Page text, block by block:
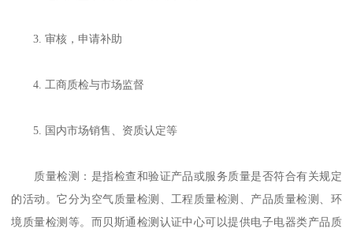
3. 审核，申请补助
4. 工商质检与市场监督
5. 国内市场销售、资质认定等
质量检测：是指检查和验证产品或服务质量是否符合有关规定
的活动。它分为空气质量检测、工程质量检测、产品质量检测、环
境质量检测等。而贝斯通检测认证中心可以提供电子电器类产品质